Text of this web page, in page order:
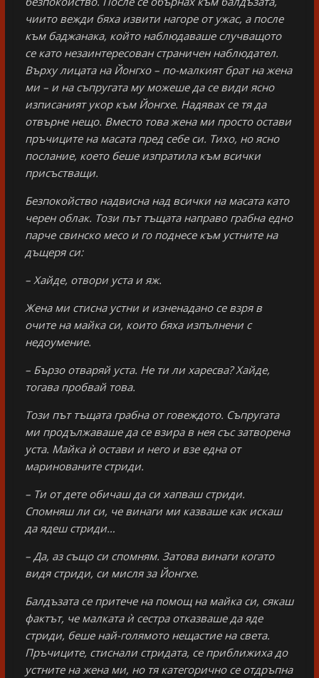
чиито вежди бяха извити нагоре от ужас, а после
към баджанака, който наблюдаваше случващото
се като незаинтересован страничен наблюдател.
Върху лицата на Йонгхо – по-малкият брат на жена
ми – и на съпругата му можеше да се види ясно
изписаният укор към Йонгхе. Надявах се тя да
отвърне нещо. Вместо това жена ми просто остави
пръчиците на масата пред себе си. Тихо, но ясно
послание, което беше изпратила към всички
присъстващи.
Безпокойство надвисна над всички на масата като
черен облак. Този път тъщата направо грабна едно
парче свинско месо и го поднесе към устните на
дъщеря си:
– Хайде, отвори уста и яж.
Жена ми стисна устни и изненадано се взря в
очите на майка си, които бяха изпълнени с
недоумение.
– Бързо отваряй уста. Не ти ли харесва? Хайде,
тогава пробвай това.
Този път тъщата грабна от говеждото. Съпругата
ми продължаваше да се взира в нея със затворена
уста. Майка ѝ остави и него и взе една от
маринованите стриди.
– Ти от дете обичаш да си хапваш стриди.
Спомняш ли си, че винаги ми казваше как искаш
да ядеш стриди…
– Да, аз също си спомням. Затова винаги когато
видя стриди, си мисля за Йонгхе.
Балдъзата се притече на помощ на майка си, сякаш
фактът, че малката ѝ сестра отказваше да яде
стриди, беше най-голямото нещастие на света.
Пръчиците, стиснали стридата, се приближиха до
устните на жена ми, но тя категорично се отдръпна